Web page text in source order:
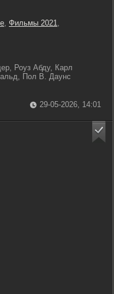
, Фильмы 2021,
Роуз Абду, Карл
Пол В. Даунс
29-05-2026, 14:01